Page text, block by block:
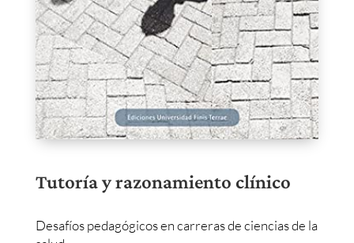
Tutoría y razonamiento clínico
Desafíos pedagógicos en carreras de ciencias de la